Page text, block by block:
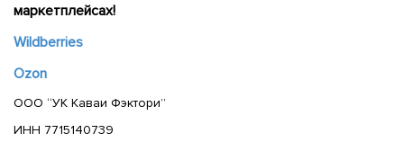
маркетплейсах!
Wildberries
Ozon
ООО “УК Каваи Фэктори”
ИНН 7715140739